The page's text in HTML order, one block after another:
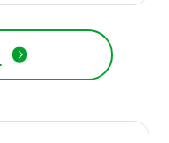
る場合がご
じめご了承く
配信サービス
、個性あふれ
関東近郊で夏
ットを21か所厳
ーや専用バス